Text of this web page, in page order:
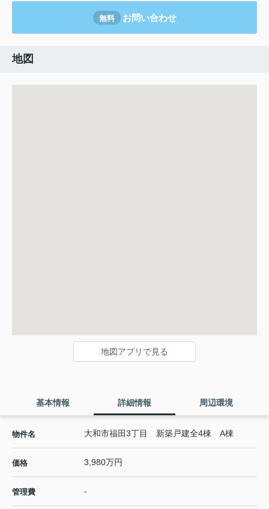
無料 お問い合わせ
地図
地図アプリで見る
基本情報 詳細情報 周辺環境
物件名 大和市福田3丁目 新築戸建全4棟 A棟
価格 3,980万円
管理費 -